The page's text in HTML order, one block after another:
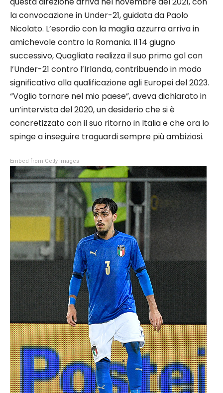
la convocazione in Under-21, guidata da Paolo
Nicolato. L’esordio con la maglia azzurra arriva in
amichevole contro la Romania. Il 14 giugno
successivo, Quagliata realizza il suo primo gol con
l’Under-21 contro l’Irlanda, contribuendo in modo
significativo alla qualificazione agli Europei del 2023.
“Voglio tornare nel mio paese”, aveva dichiarato in
un’intervista del 2020, un desiderio che si è
concretizzato con il suo ritorno in Italia e che ora lo
spinge a inseguire traguardi sempre più ambiziosi.
Embed from Getty Images